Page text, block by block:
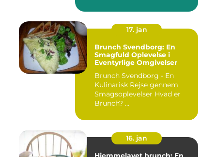
17. jan
Brunch Svendborg: En
Smagfuld Oplevelse i
Eventyrlige Omgivelser
Brunch Svendborg - En
Kulinarisk Rejse gennem
Smagsoplevelser Hvad er
Brunch? ...
16. jan